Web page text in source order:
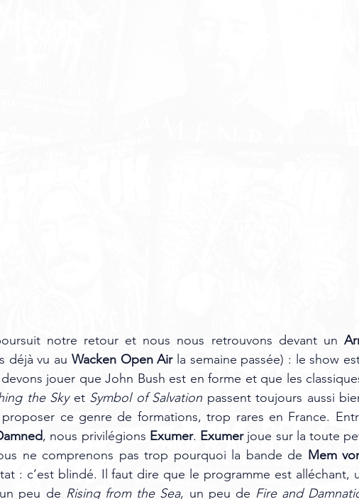
notre retour et nous nous retrouvons devant un
déjà vu au Wacken Open Air la semaine passée) : le show
jouer que John Bush est en forme et que les
the Sky et Symbol of Salvation passent toujours aussi
ce genre de formations, trop rares en France.
, nous privilégions Exumer. Exumer joue sur la toute
ne comprenons pas trop pourquoi la bande de Mem
: c’est blindé. Il faut dire que le programme est alléchant,
peu de Rising from the Sea, un peu de Fire and